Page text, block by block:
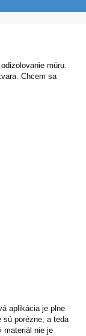
múru.
Chcem sa
aplikácia je plne
porézne, a teda
materiál nie je